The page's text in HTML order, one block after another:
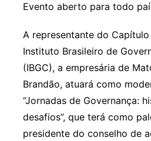
Evento aberto para todo
A representante do
Instituto Brasileiro de
(IBGC), a empresária de
Brandão, atuará como
“Jornadas de Governança:
desafios”, que terá como
presidente do conselho de